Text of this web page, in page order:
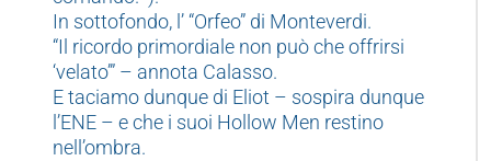
In sottofondo, l’ “Orfeo” di Monteverdi.
“Il ricordo primordiale non può che offrirsi
‘velato’” – annota Calasso.
E taciamo dunque di Eliot – sospira dunque
l’ENE – e che i suoi Hollow Men restino
nell’ombra.